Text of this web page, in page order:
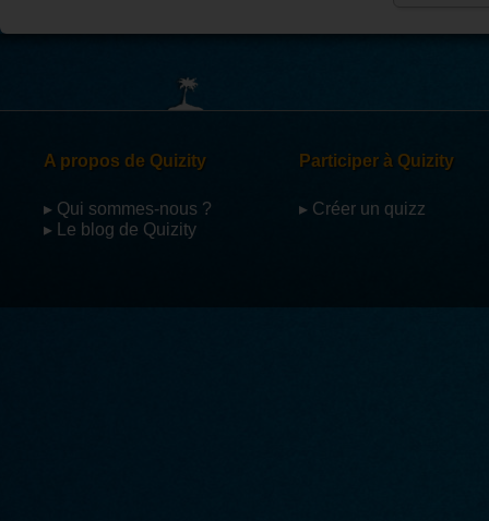
A propos de Quizity
▸ Qui sommes-nous ?
▸ Le blog de Quizity
Participer à Quizity
▸ Créer un quizz